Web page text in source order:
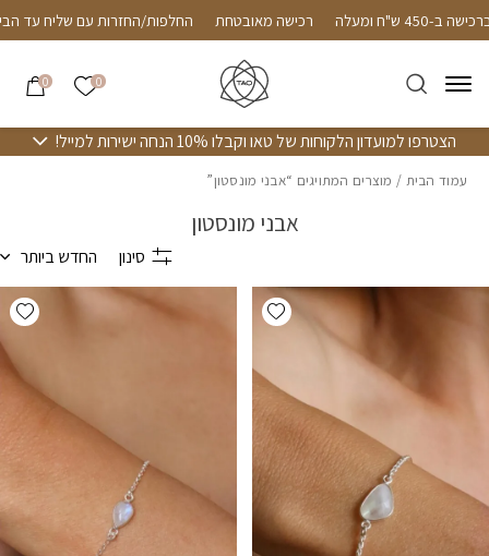
Skip to Content
שליח חינם עד הבית ברכישה ב-450 ש"ח ומעלה רכישה מאובטחת
0 הרשימה
0
הצטרפו למועדון הלקוחות של טאו וקבלו 10% הנחה ישירות למייל!
עמוד הבית / מוצרים המתויגים “אבני מונסטון”
אבני מונסטון
סינון החדש ביותר
Add wishlist
בחזרה למעלה